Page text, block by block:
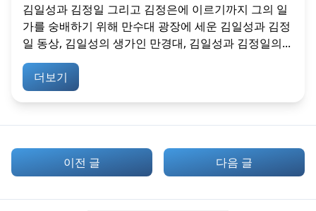
김일성과 김정일 그리고 김정은에 이르기까지 그의 일
가를 숭배하기 위해 만수대 광장에 세운 김일성과 김정
일 동상, 김일성의 생가인 만경대, 김일성과 김정일의...
더보기
이전 글 다음 글